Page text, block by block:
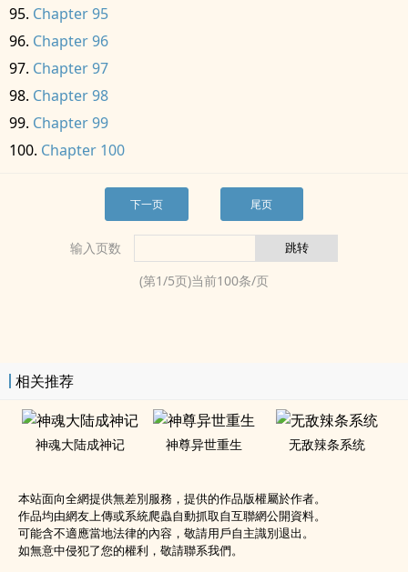
Chapter 95
Chapter 96
Chapter 97
Chapter 98
Chapter 99
Chapter 100
下一页 尾页
输入页数
(第1/5页)当前100条/页
相关推荐
神魂大陆成神记 神尊异世重生 无敌辣条系统
本站面向全網提供無差別服務，提供的作品版權屬於作者。
作品均由網友上傳或系統爬蟲自動抓取自互聯網公開資料。
可能含不適應當地法律的內容，敬請用戶自主識別退出。
如無意中侵犯了您的權利，敬請聯系我們。